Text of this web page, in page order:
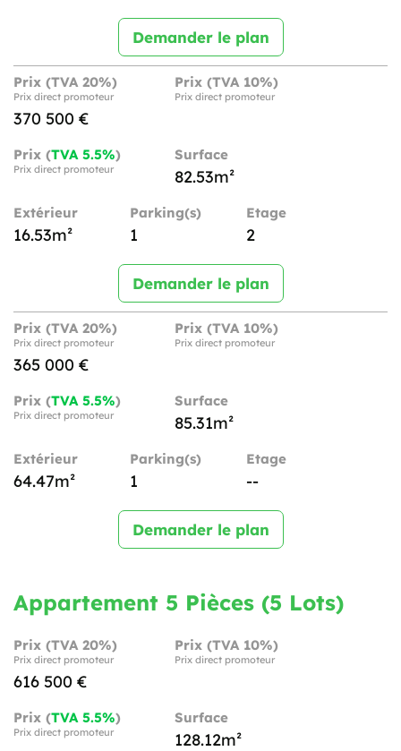
Demander le plan
Prix (TVA 20%)
Prix direct promoteur
370 500 €
Prix (TVA 10%)
Prix direct promoteur
Prix (TVA 5.5%)
Prix direct promoteur
Surface
82.53m²
Extérieur
16.53m²
Parking(s)
1
Etage
2
Demander le plan
Prix (TVA 20%)
Prix direct promoteur
365 000 €
Prix (TVA 10%)
Prix direct promoteur
Prix (TVA 5.5%)
Prix direct promoteur
Surface
85.31m²
Extérieur
64.47m²
Parking(s)
1
Etage
--
Demander le plan
Appartement 5 Pièces (5 Lots)
Prix (TVA 20%)
Prix direct promoteur
616 500 €
Prix (TVA 10%)
Prix direct promoteur
Prix (TVA 5.5%)
Prix direct promoteur
Surface
128.12m²